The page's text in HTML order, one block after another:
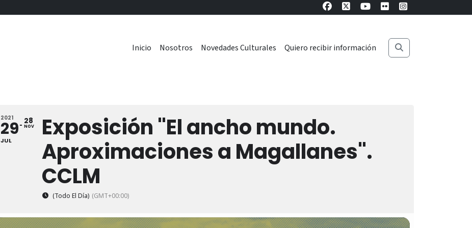
Inicio Nosotros Novedades Culturales Quiero recibir información
2021
29
JUL
28
NOV
Exposición "El ancho mundo.
Aproximaciones a Magallanes".
CCLM
(Todo El Día) (GMT+00:00)